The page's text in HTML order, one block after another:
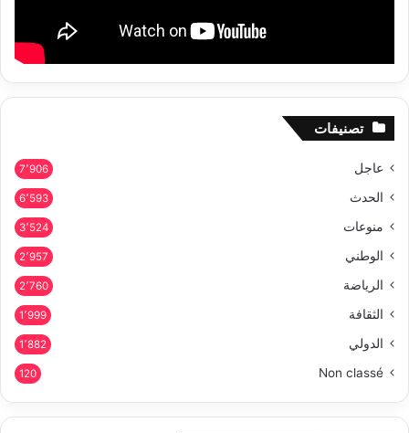
تصنيفات
عاجل 7٬906
الحدث 6٬593
منوعات 3٬524
الوطني 2٬957
الرياضة 2٬760
الثقافة 1٬999
الدولي 1٬882
Non classé
120